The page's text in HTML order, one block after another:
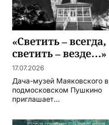
«Светить – всегда,
светить – везде…»
17.07.2026
Дача-музей Маяковского в
подмосковском Пушкино
приглашает...